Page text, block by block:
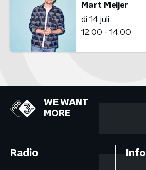
Mart Meijer
di 14 juli
12:00 - 14:00
WE WANT
MORE
Radio Info